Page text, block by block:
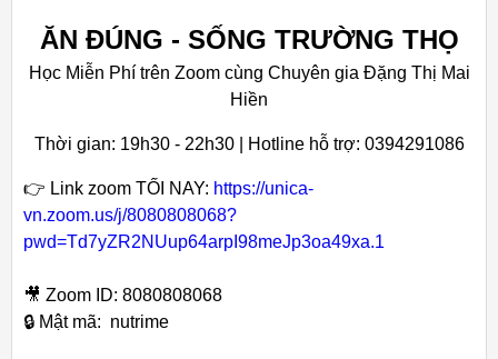
ĂN ĐÚNG - SỐNG TRƯỜNG THỌ
Học Miễn Phí trên Zoom cùng Chuyên gia Đặng Thị Mai
Hiền
Thời gian: 19h30 - 22h30 | Hotline hỗ trợ: 0394291086
👉 Link zoom TỐI NAY: https://unica-
vn.zoom.us/j/8080808068?
pwd=Td7yZR2NUup64arpI98meJp3oa49xa.1
🎥 Zoom ID: 8080808068
🔒 Mật mã: nutrime